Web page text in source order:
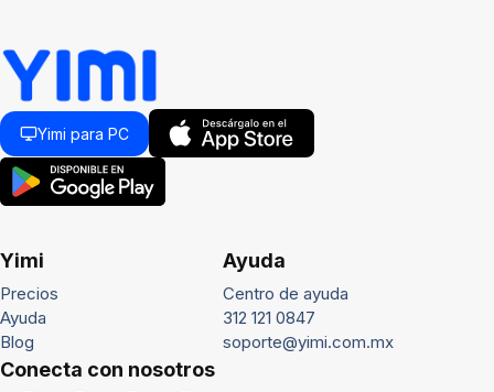
Yimi para PC
Yimi
Precios
Ayuda
Blog
Ayuda
Centro de ayuda
312 121 0847
soporte@yimi.com.mx
Conecta con nosotros